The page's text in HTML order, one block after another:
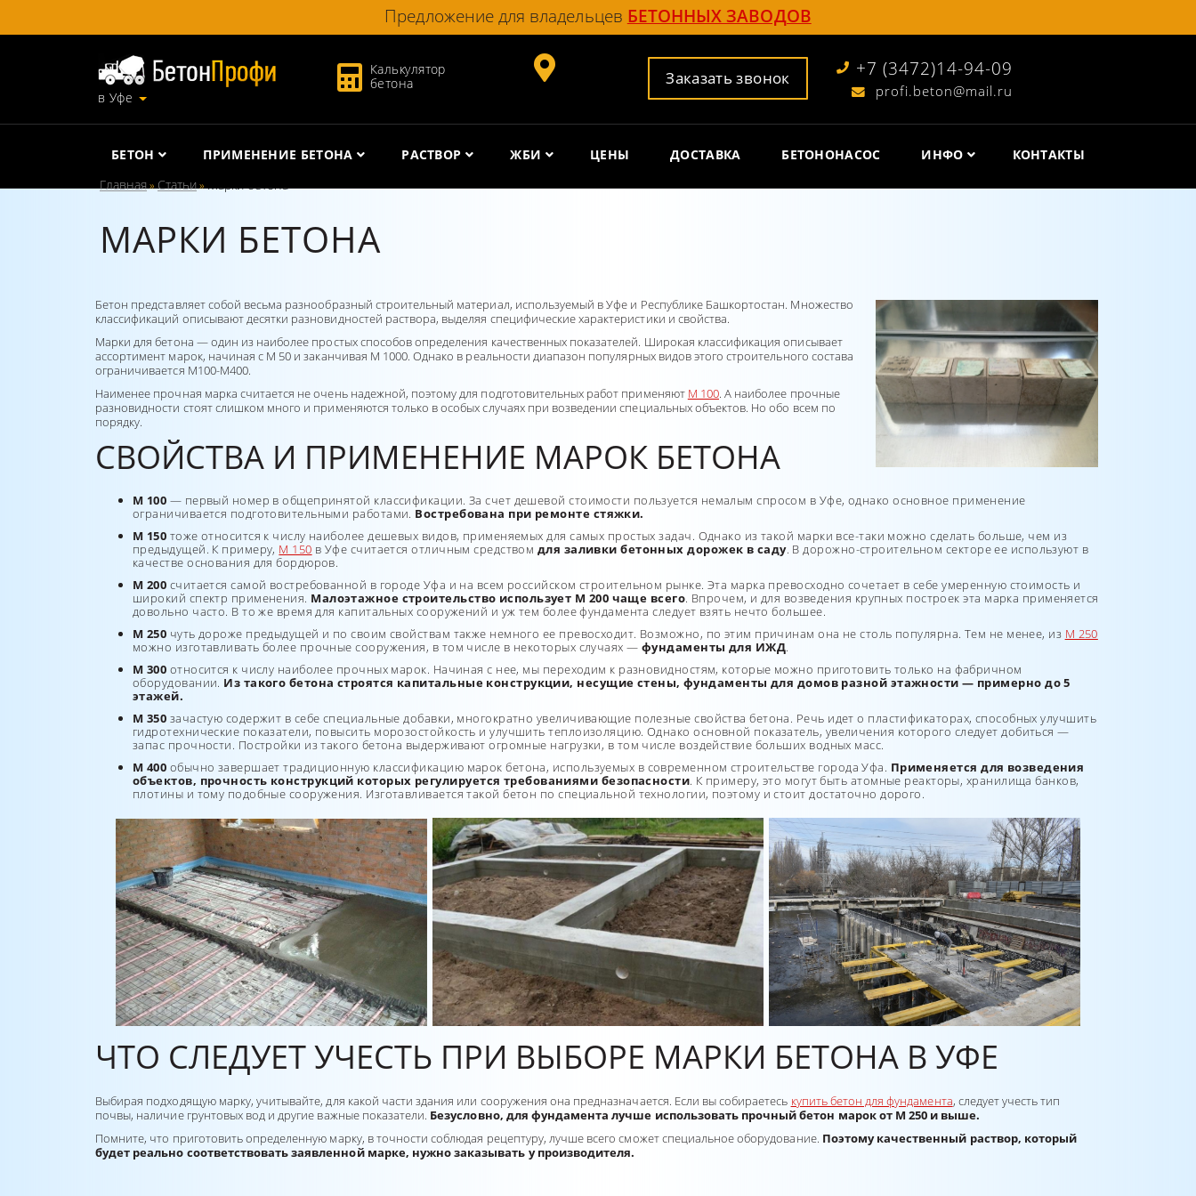
Предложение для владельцев БЕТОННЫХ ЗАВОДОВ
в Уфе
Калькулятор
бетона
Заказать звонок +7 (3472)14-94-09
profi.beton@mail.ru
БЕТОН ПРИМЕНЕНИЕ БЕТОНА РАСТВОР ЖБИ ЦЕНЫ ДОСТАВКА БЕТОНОНАСОС ИНФО
КОНТАКТЫ
Главная»Статьи»Марки бетона
МАРКИ БЕТОНА
Бетон представляет собой весьма разнообразный строительный материал, используемый в Уфе и Республике Башкортостан. Множество
классификаций описывают десятки разновидностей раствора, выделяя специфические характеристики и свойства.
Марки для бетона — один из наиболее простых способов определения качественных показателей. Широкая классификация описывает
ассортимент марок, начиная с М 50 и заканчивая М 1000. Однако в реальности диапазон популярных видов этого строительного состава
ограничивается М100-М400.
Наименее прочная марка считается не очень надежной, поэтому для подготовительных работ применяют М 100. А наиболее прочные
разновидности стоят слишком много и применяются только в особых случаях при возведении специальных объектов. Но обо всем по
порядку.
СВОЙСТВА И ПРИМЕНЕНИЕ МАРОК БЕТОНА
М 100 — первый номер в общепринятой классификации. За счет дешевой стоимости пользуется немалым спросом в Уфе, однако основное применение
ограничивается подготовительными работами. Востребована при ремонте стяжки.
М 150 тоже относится к числу наиболее дешевых видов, применяемых для самых простых задач. Однако из такой марки все-таки можно сделать больше, чем из
предыдущей. К примеру, М 150 в Уфе считается отличным средством для заливки бетонных дорожек в саду. В дорожно-строительном секторе ее используют в
качестве основания для бордюров.
М 200 считается самой востребованной в городе Уфа и на всем российском строительном рынке. Эта марка превосходно сочетает в себе умеренную стоимость и
широкий спектр применения. Малоэтажное строительство использует М 200 чаще всего. Впрочем, и для возведения крупных построек эта марка применяется
довольно часто. В то же время для капитальных сооружений и уж тем более фундамента следует взять нечто большее.
М 250 чуть дороже предыдущей и по своим свойствам также немного ее превосходит. Возможно, по этим причинам она не столь популярна. Тем не менее, из М 250
можно изготавливать более прочные сооружения, в том числе в некоторых случаях —фундаменты для ИЖД.
М 300 относится к числу наиболее прочных марок. Начиная с нее, мы переходим к разновидностям, которые можно приготовить только на фабричном
оборудовании. Из такого бетона строятся капитальные конструкции, несущие стены, фундаменты для домов разной этажности — примерно до 5
этажей.
М 350 зачастую содержит в себе специальные добавки, многократно увеличивающие полезные свойства бетона. Речь идет о пластификаторах, способных улучшить
гидротехнические показатели, повысить морозостойкость и улучшить теплоизоляцию. Однако основной показатель, увеличения которого следует добиться —
запас прочности. Постройки из такого бетона выдерживают огромные нагрузки, в том числе воздействие больших водных масс.
М 400 обычно завершает традиционную классификацию марок бетона, используемых в современном строительстве города Уфа. Применяется для возведения
объектов, прочность конструкций которых регулируется требованиями безопасности. К примеру, это могут быть атомные реакторы, хранилища банков,
плотины и тому подобные сооружения. Изготавливается такой бетон по специальной технологии, поэтому и стоит достаточно дорого.
ЧТО СЛЕДУЕТ УЧЕСТЬ ПРИ ВЫБОРЕ МАРКИ БЕТОНА В УФЕ
Выбирая подходящую марку, учитывайте, для какой части здания или сооружения она предназначается. Если вы собираетесь купить бетон для фундамента, следует учесть тип
почвы, наличие грунтовых вод и другие важные показатели. Безусловно, для фундамента лучше использовать прочный бетон марок от М 250 и выше.
Помните, что приготовить определенную марку, в точности соблюдая рецептуру, лучше всего сможет специальное оборудование. Поэтому качественный раствор, который
будет реально соответствовать заявленной марке, нужно заказывать у производителя.